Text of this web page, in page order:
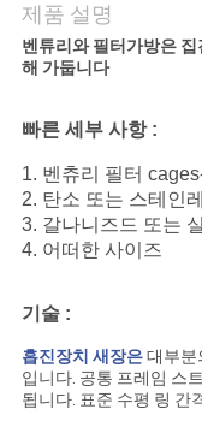
를
요
청
하
다
사
이
트
제품 설명
벤튜리와 필터가방은
해 가둡니다
빠른 세부 사항 :
1. 벤츄리 필터
2. 탄소 또는 스테인
3. 갈나니즈드 또는
4. 어떠한 사이즈
기술 :
흡진장치 새장은대부분
입니다. 공통 프레임 스
됩니다. 표준 수평 링 간